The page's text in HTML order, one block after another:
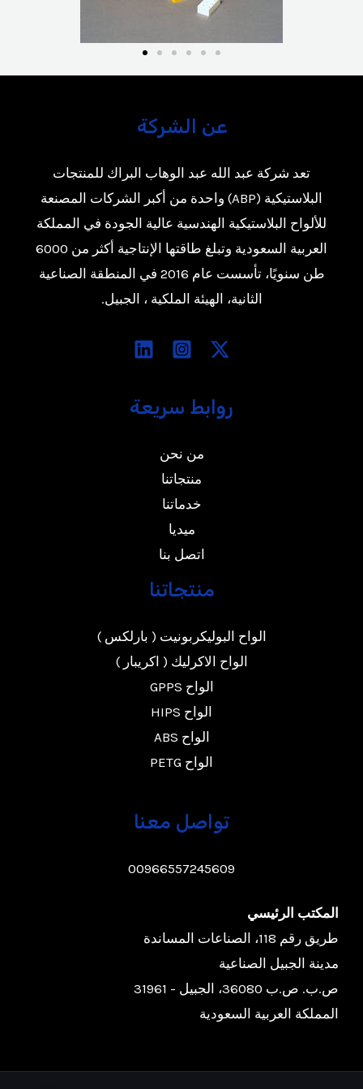
عن الشركة
تعد شركة عبد الله عبد الوهاب البراك للمنتجات
البلاستيكية (ABP) واحدة من أكبر الشركات المصنعة
للألواح البلاستيكية الهندسية عالية الجودة في المملكة
العربية السعودية وتبلغ طاقتها الإنتاجية أكثر من 6000
طن سنويًا، تأسست عام 2016 في المنطقة الصناعية
الثانية، الهيئة الملكية ، الجبيل.
روابط سريعة
من نحن
منتجاتنا
خدماتنا
ميديا
اتصل بنا
منتجاتنا
الواح البوليكربونيت ( بارلكس )
الواح الاكرليك ( اكريبار )
الواح GPPS
الواح HIPS
الواح ABS
الواح PETG
تواصل معنا
00966557245609
المكتب الرئيسي
طريق رقم 118، الصناعات المساندة
مدينة الجبيل الصناعية
ص.ب. ص.ب 36080، الجبيل - 31961
المملكة العربية السعودية